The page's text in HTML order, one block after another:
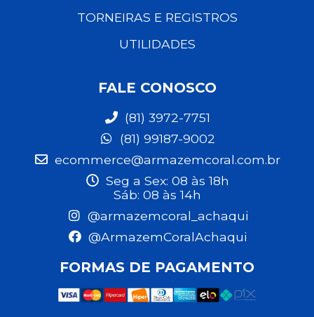
TORNEIRAS E REGISTROS
UTILIDADES
FALE CONOSCO
(81) 3972-7751
(81) 99187-9002
ecommerce@armazemcoral.com.br
Seg a Sex: 08 às 18h
Sáb: 08 às 14h
@armazemcoral_achaqui
@ArmazemCoralAchaqui
FORMAS DE PAGAMENTO